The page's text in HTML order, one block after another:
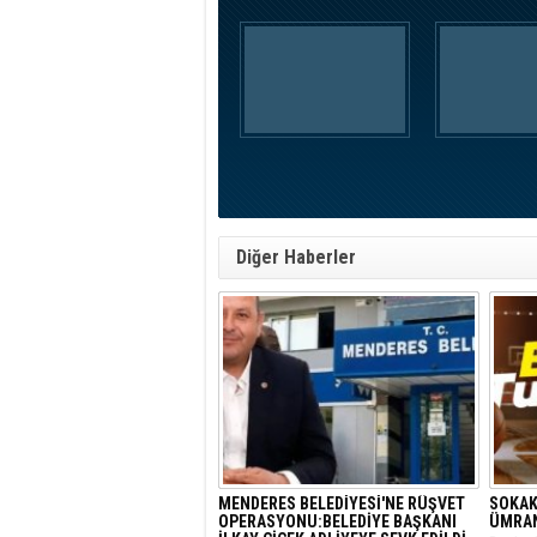
Diğer Haberler
MENDERES BELEDİYESİ'NE RÜŞVET
OPERASYONU:BELEDİYE BAŞKANI